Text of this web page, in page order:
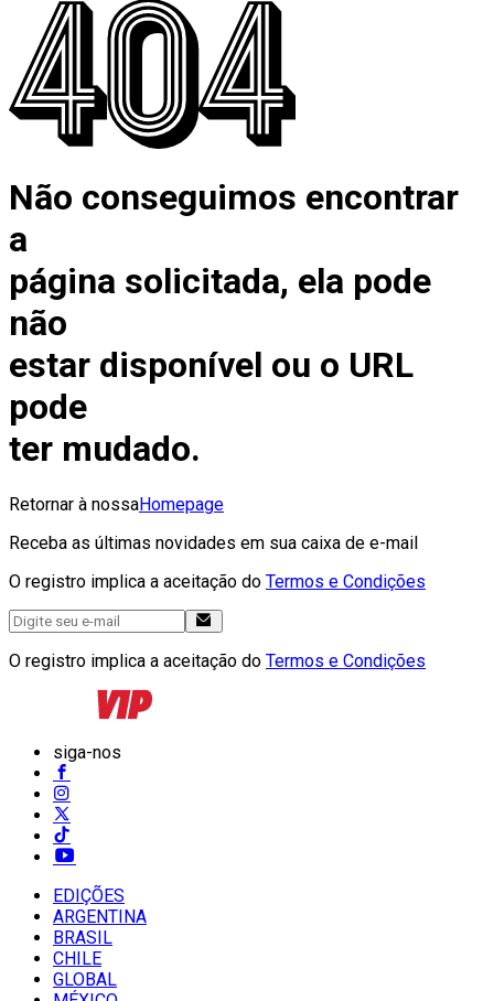
Não conseguimos encontrar
a
página solicitada, ela pode
não
estar disponível ou o URL
pode
ter mudado.
Retornar à nossaHomepage
Receba as últimas novidades em sua caixa de e-mail
O registro implica a aceitação do Termos e Condições
O registro implica a aceitação do Termos e Condições
siga-nos
EDIÇÕES
ARGENTINA
BRASIL
CHILE
GLOBAL